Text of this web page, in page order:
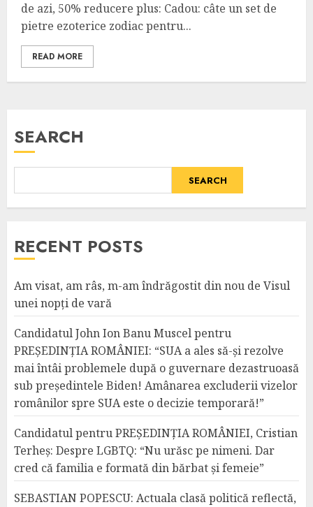
de azi, 50% reducere plus: Cadou: câte un set de
pietre ezoterice zodiac pentru...
READ MORE
SEARCH
SEARCH
RECENT POSTS
Am visat, am râs, m-am îndrăgostit din nou de Visul
unei nopți de vară
Candidatul John Ion Banu Muscel pentru
PREȘEDINȚIA ROMÂNIEI: “SUA a ales să-și rezolve
mai întâi problemele după o guvernare dezastruoasă
sub președintele Biden! Amânarea excluderii vizelor
românilor spre SUA este o decizie temporară!”
Candidatul pentru PREȘEDINȚIA ROMÂNIEI, Cristian
Terheș: Despre LGBTQ: “Nu urăsc pe nimeni. Dar
cred că familia e formată din bărbat și femeie”
SEBASTIAN POPESCU: Actuala clasă politică reflectă,